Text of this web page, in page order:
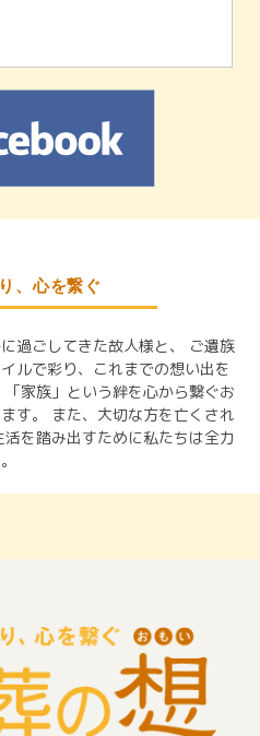
、心を繋ぐ
過ごしてきた故人様と、
ご遺族
ルで彩り、これまでの想い出を
「家族」という絆を心から繋ぐお
す。
また、大切な方を亡くされ
活を踏み出すために私たちは全力